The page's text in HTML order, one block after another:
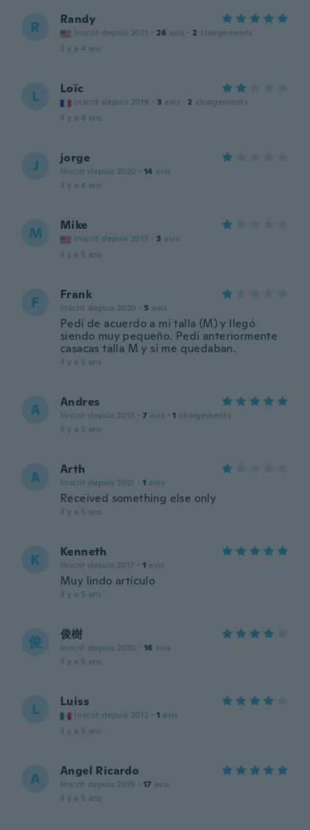
R Randy
Inscrit depuis 2021 · 26 avis · 2 chargements
il y a 4 ans
L Loïc
Inscrit depuis 2019 · 3 avis · 2 chargements
il y a 4 ans
J jorge
Inscrit depuis 2020 · 14 avis
il y a 4 ans
M Mike
Inscrit depuis 2017 · 3 avis
il y a 5 ans
F Frank
Inscrit depuis 2020 · 5 avis
Pedí de acuerdo a mi talla (M) y llegó
siendo muy pequeño. Pedí anteriormente
casacas talla M y si me quedaban.
il y a 5 ans
A Andres
Inscrit depuis 2013 · 7 avis · 1 chargements
il y a 5 ans
A Arth
Inscrit depuis 2021 · 1 avis
Received something else only
il y a 5 ans
K Kenneth
Inscrit depuis 2017 · 1 avis
Muy lindo artículo
il y a 5 ans
俊 俊樹
Inscrit depuis 2020 · 16 avis
il y a 5 ans
L Luiss
Inscrit depuis 2012 · 1 avis
il y a 5 ans
A Angel Ricardo
Inscrit depuis 2019 · 17 avis
il y a 5 ans